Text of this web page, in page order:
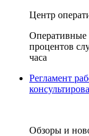
Центр
Оперативные
процентов
часа
Регламент
Обзоры и